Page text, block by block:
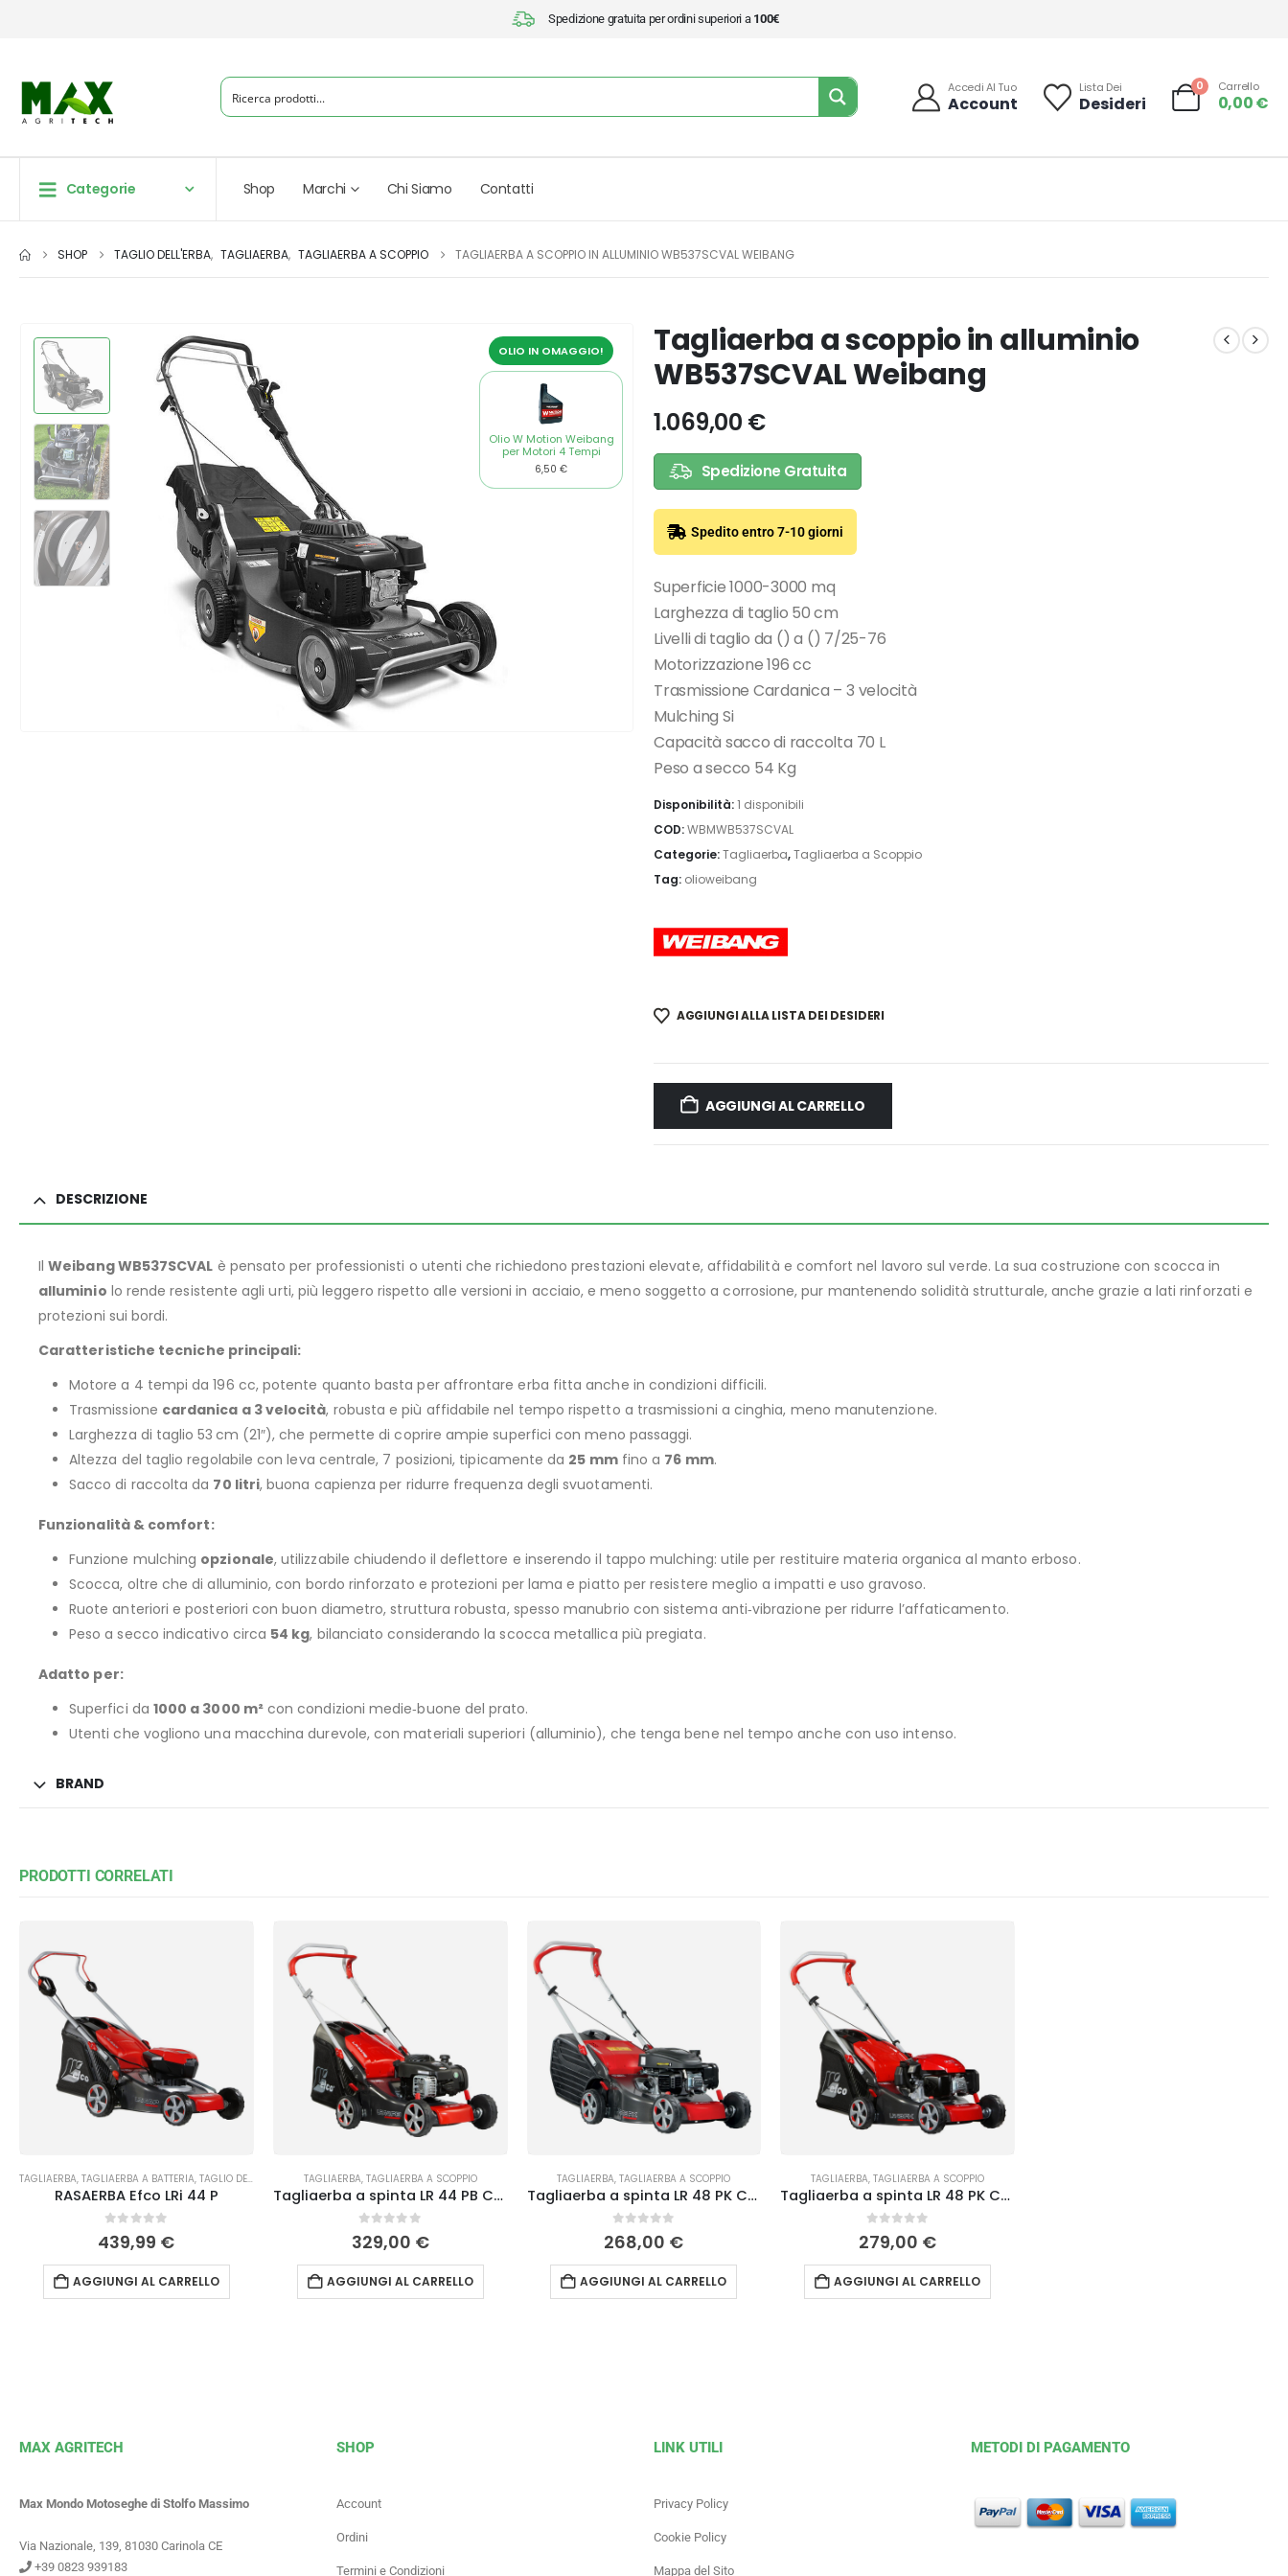
Spedizione gratuita per ordini superiori a 100€
Accedi Al Tuo
Account
Lista Dei
Desideri
0 Carrello
0,00€
Categorie Shop Marchi Chi Siamo Contatti
SHOP TAGLIO DELL'ERBA, TAGLIAERBA, TAGLIAERBA A SCOPPIO TAGLIAERBA A SCOPPIO IN ALLUMINIO WB537SCVAL WEIBANG
OLIO IN OMAGGIO!
Olio W Motion Weibang
per Motori 4 Tempi
6,50 €
Tagliaerba a scoppio in alluminio
WB537SCVAL Weibang
1.069,00 €
Spedizione Gratuita
Spedito entro 7-10 giorni
Superficie 1000-3000 mq
Larghezza di taglio 50 cm
Livelli di taglio da () a () 7/25-76
Motorizzazione 196 cc
Trasmissione Cardanica – 3 velocità
Mulching Si
Capacità sacco di raccolta 70 L
Peso a secco 54 Kg
Disponibilità:1 disponibili
COD:WBMWB537SCVAL
Categorie:Tagliaerba,Tagliaerba a Scoppio
Tag: olioweibang
AGGIUNGI ALLA LISTA DEI DESIDERI
AGGIUNGI AL CARRELLO
DESCRIZIONE
IlWeibang WB537SCVAL è pensato per professionisti o utenti che richiedono prestazioni elevate, affidabilità e comfort nel lavoro sul verde. La sua costruzione con scocca in
alluminio lo rende resistente agli urti, più leggero rispetto alle versioni in acciaio, e meno soggetto a corrosione, pur mantenendo solidità strutturale, anche grazie a lati rinforzati e
protezioni sui bordi.
Caratteristiche tecniche principali:
Motore a 4 tempi da 196 cc, potente quanto basta per affrontare erba fitta anche in condizioni difficili.
Trasmissione cardanica a 3 velocità, robusta e più affidabile nel tempo rispetto a trasmissioni a cinghia, meno manutenzione.
Larghezza di taglio 53 cm (21″), che permette di coprire ampie superfici con meno passaggi.
Altezza del taglio regolabile con leva centrale, 7 posizioni, tipicamente da 25 mmfino a 76 mm.
Sacco di raccolta da 70 litri, buona capienza per ridurre frequenza degli svuotamenti.
Funzionalità & comfort:
Funzione mulching opzionale, utilizzabile chiudendo il deflettore e inserendo il tappo mulching: utile per restituire materia organica al manto erboso.
Scocca, oltre che di alluminio, con bordo rinforzato e protezioni per lama e piatto per resistere meglio a impatti e uso gravoso.
Ruote anteriori e posteriori con buon diametro, struttura robusta, spesso manubrio con sistema anti‑vibrazione per ridurre l’affaticamento.
Peso a secco indicativo circa 54 kg, bilanciato considerando la scocca metallica più pregiata.
Adatto per:
Superfici da 1000 a 3000 m²con condizioni medie‑buone del prato.
Utenti che vogliono una macchina durevole, con materiali superiori (alluminio), che tenga bene nel tempo anche con uso intenso.
BRAND
PRODOTTI CORRELATI
TAGLIAERBA, TAGLIAERBA A BATTERIA, TAGLIO DELL'ERBA
RASAERBA Efco LRi 44 P
0Su 5
439,99 €
AGGIUNGI AL CARRELLO
TAGLIAERBA, TAGLIAERBA A SCOPPIO
Tagliaerba a spinta LR 44 PB COMFORT PLUS Efco
0Su 5
329,00 €
AGGIUNGI AL CARRELLO
TAGLIAERBA,TAGLIAERBA A SCOPPIO
Tagliaerba a spinta LR 48 PK COMFORT Efco
0Su 5
268,00 €
AGGIUNGI AL CARRELLO
TAGLIAERBA,TAGLIAERBA A SCOPPIO
Tagliaerba a spinta LR 48 PK COMFORT PLUS Efco
0Su 5
279,00 €
AGGIUNGI AL CARRELLO
MAX AGRITECH
Max Mondo Motoseghe di Stolfo Massimo
Via Nazionale, 139, 81030 Carinola CE
+39 0823 939183
SHOP
Account
Ordini
Termini e Condizioni
LINK UTILI
Privacy Policy
Cookie Policy
Mappa del Sito
METODI DI PAGAMENTO